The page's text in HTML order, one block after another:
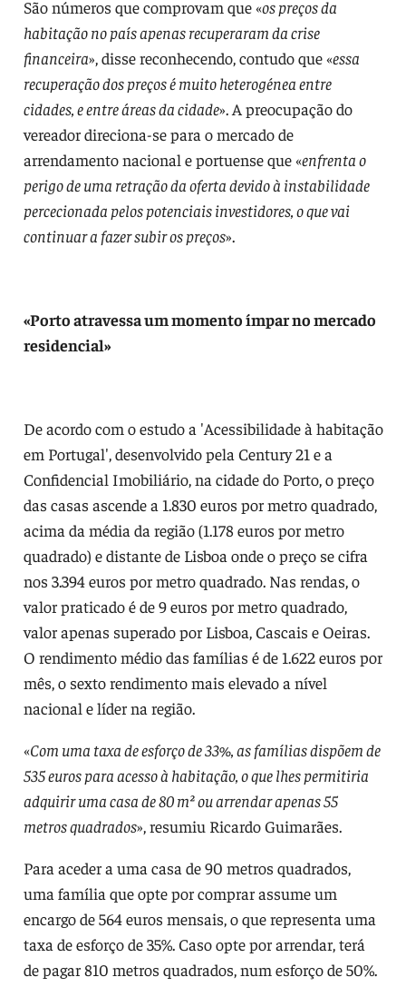
São números que comprovam que «os preços da
habitação no país apenas recuperaram da crise
financeira», disse reconhecendo, contudo que «essa
recuperação dos preços é muito heterogénea entre
cidades, e entre áreas da cidade». A preocupação do
vereador direciona-se para o mercado de
arrendamento nacional e portuense que «enfrenta o
perigo de uma retração da oferta devido à instabilidade
percecionada pelos potenciais investidores, o que vai
continuar a fazer subir os preços».
«Porto atravessa um momento ímpar no mercado
residencial»
De acordo com o estudo a 'Acessibilidade à habitação
em Portugal', desenvolvido pela Century 21 e a
Confidencial Imobiliário, na cidade do Porto, o preço
das casas ascende a 1.830 euros por metro quadrado,
acima da média da região (1.178 euros por metro
quadrado) e distante de Lisboa onde o preço se cifra
nos 3.394 euros por metro quadrado. Nas rendas, o
valor praticado é de 9 euros por metro quadrado,
valor apenas superado por Lisboa, Cascais e Oeiras.
O rendimento médio das famílias é de 1.622 euros por
mês, o sexto rendimento mais elevado a nível
nacional e líder na região.
«Com uma taxa de esforço de 33%, as famílias dispõem de
535 euros para acesso à habitação, o que lhes permitiria
adquirir uma casa de 80 m² ou arrendar apenas 55
metros quadrados», resumiu Ricardo Guimarães.
Para aceder a uma casa de 90 metros quadrados,
uma família que opte por comprar assume um
encargo de 564 euros mensais, o que representa uma
taxa de esforço de 35%. Caso opte por arrendar, terá
de pagar 810 metros quadrados, num esforço de 50%.